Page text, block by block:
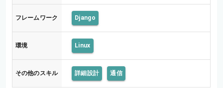
フレームワーク Django
環境 Linux
その他のスキル 詳細設計 通信